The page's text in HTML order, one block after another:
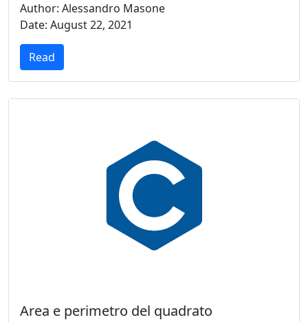
Author: Alessandro Masone
Date: August 22, 2021
Read
Area e perimetro del quadrato